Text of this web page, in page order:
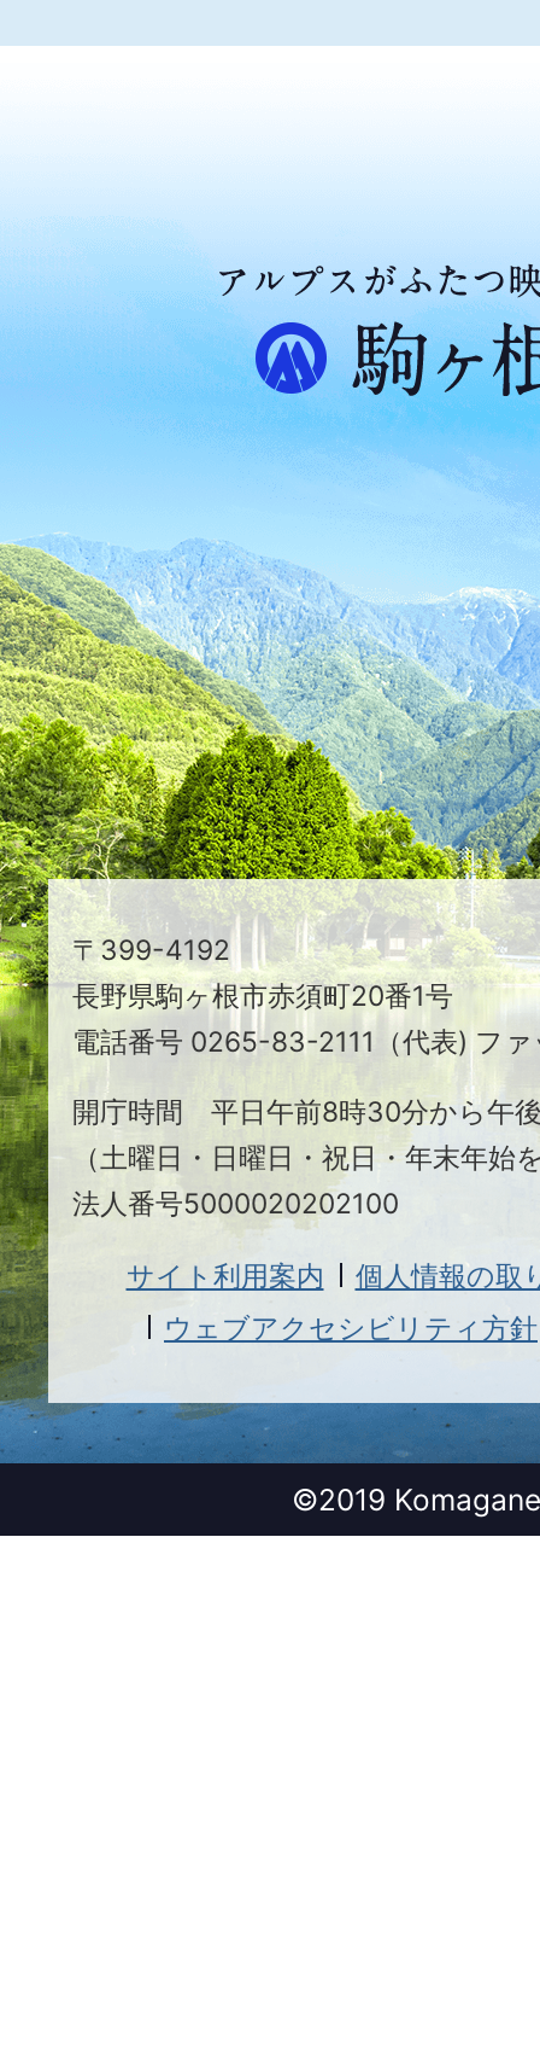
ア
ル
プ
ス
が
た
つ
映
え
る
ま
ち
駒
ヶ
根
市
〒399-4192
長野県駒ヶ根市赤須町20番1号
電話番号 0265-83-2111（代表) フ
開庁時間 平日午前8時30分から午
（土曜日・日曜日・祝日・年末年始
法人番号5000020202100
サイト利用案内
個人情報の取
ウェブアクセシビリティ方針
©2019